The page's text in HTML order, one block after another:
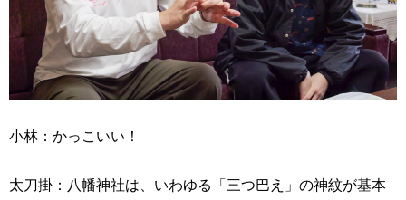
小林：かっこいい！
太刀掛：八幡神社は、いわゆる「三つ巴え」の神紋が基本